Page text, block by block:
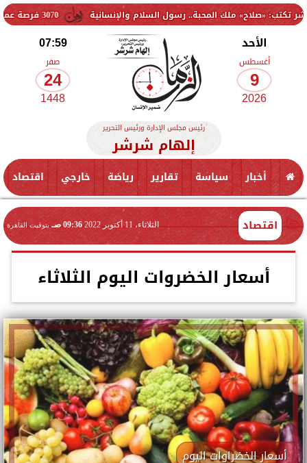
3070 فرصة عمل جديدة بالقطاع الخاص.. وظائف برواتب تصل إلى 9500 جنيه ملك المحبة.. رسول السلام والإنسانية
الأحد
أغسطس
9
2026
07:59
صفر
24
1448
رئيس مجلس الإدارة ورئيس التحرير
إلهام شرشر
أخبار سياسة تقارير رياضة خارجي اقتصاد
اقتصاد الثلاثاء، 11 أكتوبر 2022 09:36 صـ بتوقيت القاهرة
أسعار الخضروات اليوم الثلاثاء
أسعار الخضراوات اليوم